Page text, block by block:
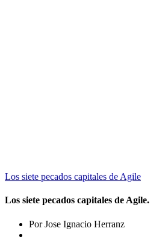
Los siete pecados capitales de Agile
Los siete pecados capitales de Agile.
Por Jose Ignacio Herranz